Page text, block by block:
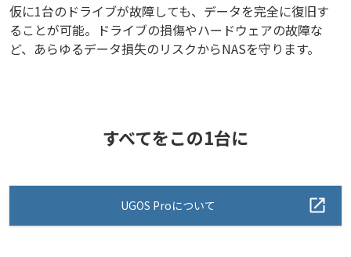
仮に1台のドライブが故障しても、データを完全に復旧す
ることが可能。ドライブの損傷やハードウェアの故障な
ど、あらゆるデータ損失のリスクからNASを守ります。
すべてをこの1台に
UGOS Proについて